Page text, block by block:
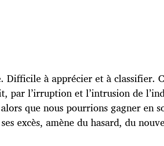
à apprécier et à classifier.
l’irruption et l’intrusion de
que nous pourrions gagner en
excès, amène du hasard, du